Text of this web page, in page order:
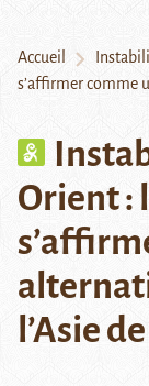
Accueil
s’affirmer comme
Orient :
l’Asie